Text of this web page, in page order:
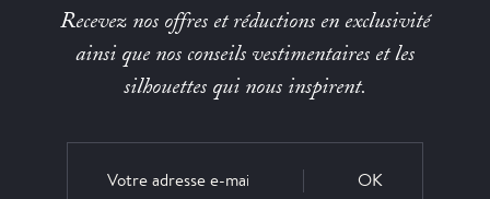
Recevez nos offres et réductions en exclusivité
ainsi que nos conseils vestimentaires et les
silhouettes qui nous inspirent.
OK